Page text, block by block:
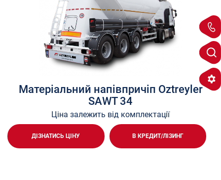
Матеріальний напівпричіп Oztreyler
SAWT 34
Ціна залежить від комплектації
ДІЗНАТИСЬ ЦІНУ В КРЕДИТ/ЛІЗИНГ